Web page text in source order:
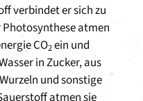
verbindet er sich zu
atmen
CO2ein und
in Zucker, aus
und sonstige
atmen sie